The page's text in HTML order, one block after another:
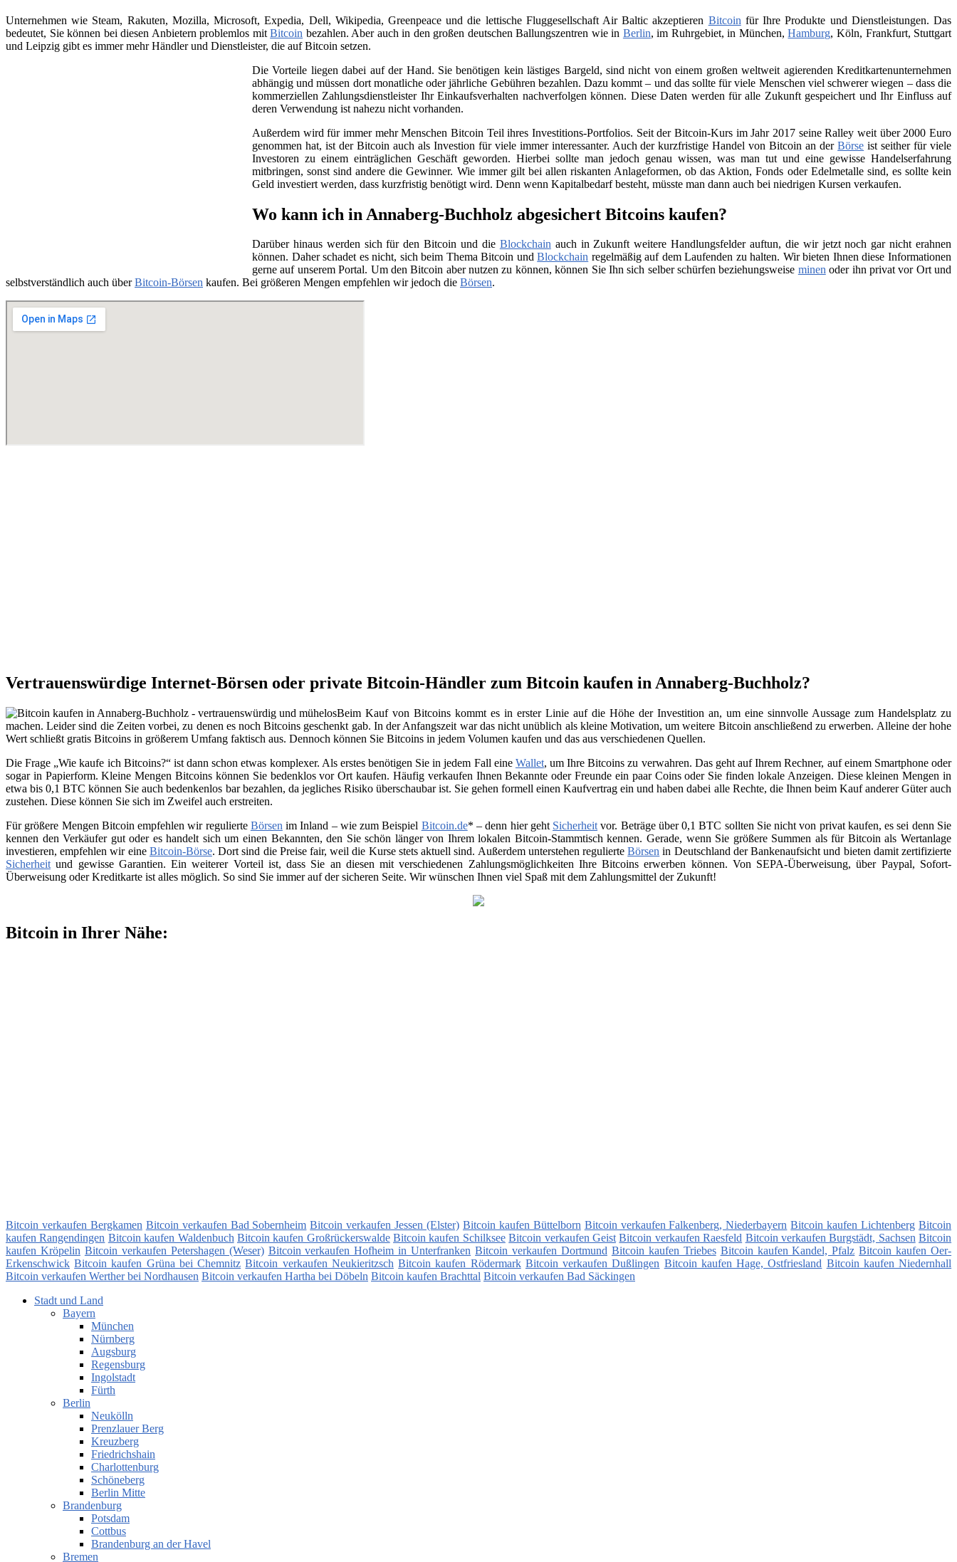
Unternehmen wie Steam, Rakuten, Mozilla, Microsoft, Expedia, Dell, Wikipedia, Greenpeace und die lettische Fluggesellschaft Air Baltic akzeptieren Bitcoin für Ihre Produkte und Dienstleistungen. Das
bedeutet, Sie können bei diesen Anbietern problemlos mitBitcoin bezahlen. Aber auch in den großen deutschen Ballungszentren wie in Berlin, im Ruhrgebiet, in München,Hamburg, Köln, Frankfurt, Stuttgart
und Leipzig gibt es immer mehr Händler und Dienstleister, die auf Bitcoin setzen.
Die Vorteile liegen dabei auf der Hand. Sie benötigen kein lästiges Bargeld, sind nicht von einem großen weltweit agierenden Kreditkartenunternehmen
abhängig und müssen dort monatliche oder jährliche Gebühren bezahlen. Dazu kommt – und das sollte für viele Menschen viel schwerer wiegen – dass die
kommerziellen Zahlungsdienstleister Ihr Einkaufsverhalten nachverfolgen können. Diese Daten werden für alle Zukunft gespeichert und Ihr Einfluss auf
deren Verwendung ist nahezu nicht vorhanden.
Außerdem wird für immer mehr Menschen Bitcoin Teil ihres Investitions-Portfolios. Seit der Bitcoin-Kurs im Jahr 2017 seine Ralley weit über 2000 Euro
genommen hat, ist der Bitcoin auch als Investion für viele immer interessanter. Auch der kurzfristige Handel von Bitcoin an derBörse ist seither für viele
Investoren zu einem einträglichen Geschäft geworden. Hierbei sollte man jedoch genau wissen, was man tut und eine gewisse Handelserfahrung
mitbringen, sonst sind andere die Gewinner. Wie immer gilt bei allen riskanten Anlageformen, ob das Aktion, Fonds oder Edelmetalle sind, es sollte kein
Geld investiert werden, dass kurzfristig benötigt wird. Denn wenn Kapitalbedarf besteht, müsste man dann auch bei niedrigen Kursen verkaufen.
Wo kann ich in Annaberg-Buchholz abgesichert Bitcoins kaufen?
Darüber hinaus werden sich für den Bitcoin und die Blockchainauch in Zukunft weitere Handlungsfelder auftun, die wir jetzt noch gar nicht erahnen
können. Daher schadet es nicht, sich beim Thema Bitcoin undBlockchain regelmäßig auf dem Laufenden zu halten. Wir bieten Ihnen diese Informationen
gerne auf unserem Portal. Um den Bitcoin aber nutzen zu können, können Sie Ihn sich selber schürfen beziehungsweise minenoder ihn privat vor Ort und
selbstverständlich auch überBitcoin-Börsen kaufen. Bei größeren Mengen empfehlen wir jedoch die Börsen.
Vertrauenswürdige Internet-Börsen oder private Bitcoin-Händler zum Bitcoin kaufen in Annaberg-Buchholz?
Beim Kauf von Bitcoins kommt es in erster Linie auf die Höhe der Investition an, um eine sinnvolle Aussage zum Handelsplatz zu
machen. Leider sind die Zeiten vorbei, zu denen es noch Bitcoins geschenkt gab. In der Anfangszeit war das nicht unüblich als kleine Motivation, um weitere Bitcoin anschließend zu erwerben. Alleine der hohe
Wert schließt gratis Bitcoins in größerem Umfang faktisch aus. Dennoch können Sie Bitcoins in jedem Volumen kaufen und das aus verschiedenen Quellen.
Die Frage „Wie kaufe ich Bitcoins?“ ist dann schon etwas komplexer. Als erstes benötigen Sie in jedem Fall eine Wallet, um Ihre Bitcoins zu verwahren. Das geht auf Ihrem Rechner, auf einem Smartphone oder
sogar in Papierform. Kleine Mengen Bitcoins können Sie bedenklos vor Ort kaufen. Häufig verkaufen Ihnen Bekannte oder Freunde ein paar Coins oder Sie finden lokale Anzeigen. Diese kleinen Mengen in
etwa bis 0,1 BTC können Sie auch bedenkenlos bar bezahlen, da jegliches Risiko überschaubar ist. Sie gehen formell einen Kaufvertrag ein und haben dabei alle Rechte, die Ihnen beim Kauf anderer Güter auch
zustehen. Diese können Sie sich im Zweifel auch erstreiten.
Für größere Mengen Bitcoin empfehlen wir regulierte Börsen im Inland – wie zum Beispiel Bitcoin.de* – denn hier geht Sicherheit vor. Beträge über 0,1 BTC sollten Sie nicht von privat kaufen, es sei denn Sie
kennen den Verkäufer gut oder es handelt sich um einen Bekannten, den Sie schön länger von Ihrem lokalen Bitcoin-Stammtisch kennen. Gerade, wenn Sie größere Summen als für Bitcoin als Wertanlage
investieren, empfehlen wir eine Bitcoin-Börse. Dort sind die Preise fair, weil die Kurse stets aktuell sind. Außerdem unterstehen regulierteBörsen in Deutschland der Bankenaufsicht und bieten damit zertifizierte
Sicherheit und gewisse Garantien. Ein weiterer Vorteil ist, dass Sie an diesen mit verschiedenen Zahlungsmöglichkeiten Ihre Bitcoins erwerben können. Von SEPA-Überweisung, über Paypal, Sofort-
Überweisung oder Kreditkarte ist alles möglich. So sind Sie immer auf der sicheren Seite. Wir wünschen Ihnen viel Spaß mit dem Zahlungsmittel der Zukunft!
Bitcoin in Ihrer Nähe:
Bitcoin verkaufen Bergkamen Bitcoin verkaufen Bad Sobernheim Bitcoin verkaufen Jessen (Elster) Bitcoin kaufen Büttelborn Bitcoin verkaufen Falkenberg, Niederbayern Bitcoin kaufen Lichtenberg Bitcoin
kaufen Rangendingen Bitcoin kaufen Waldenbuch Bitcoin kaufen Großrückerswalde Bitcoin kaufen Schilksee Bitcoin verkaufen Geist Bitcoin verkaufen Raesfeld Bitcoin verkaufen Burgstädt, Sachsen Bitcoin
kaufen Kröpelin Bitcoin verkaufen Petershagen (Weser) Bitcoin verkaufen Hofheim in Unterfranken Bitcoin verkaufen Dortmund Bitcoin kaufen Triebes Bitcoin kaufen Kandel, Pfalz Bitcoin kaufen Oer-
Erkenschwick Bitcoin kaufen Grüna bei Chemnitz Bitcoin verkaufen Neukieritzsch Bitcoin kaufen Rödermark Bitcoin verkaufen Dußlingen Bitcoin kaufen Hage, Ostfriesland Bitcoin kaufen Niedernhall
Bitcoin verkaufen Werther bei Nordhausen Bitcoin verkaufen Hartha bei Döbeln Bitcoin kaufen Brachttal Bitcoin verkaufen Bad Säckingen
Stadt und Land
Bayern
München
Nürnberg
Augsburg
Regensburg
Ingolstadt
Fürth
Berlin
Neukölln
Prenzlauer Berg
Kreuzberg
Friedrichshain
Charlottenburg
Schöneberg
Berlin Mitte
Brandenburg
Potsdam
Cottbus
Brandenburg an der Havel
Bremen